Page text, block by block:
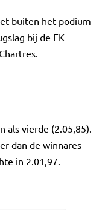
buiten het podium
bij de EK
als vierde (2.05,85).
dan de winnares
in 2.01,97.